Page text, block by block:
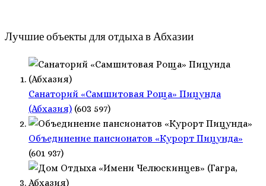
Лучшие объекты для отдыха в Абхазии
Санаторий «Самшитовая Роща» Пицунда
(Абхазия) (603 597)
Объединение пансионатов «Курорт Пицунда»
(601 937)